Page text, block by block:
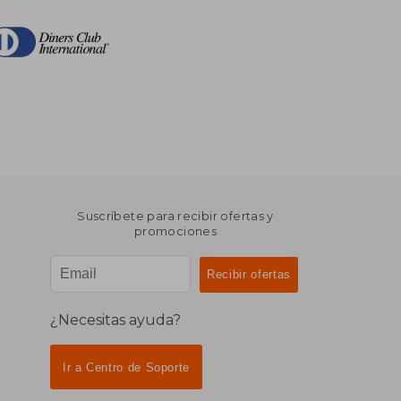
Suscríbete para recibir ofertas y
promociones
¿Necesitas ayuda?
Ir a Centro de Soporte